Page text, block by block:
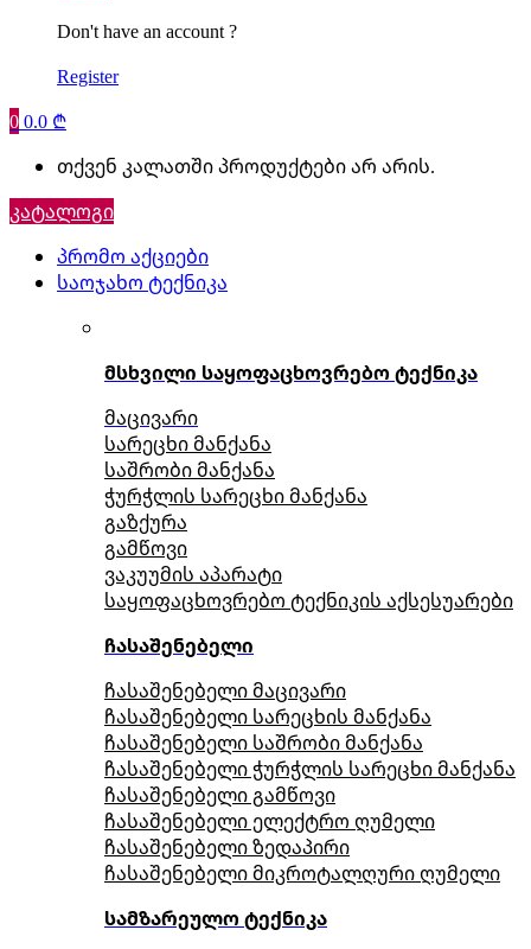
Don't have an account ?
Register
00.0 ₾
თქვენ კალათში პროდუქტები არ არის.
კატალოგი
პრომო აქციები
საოჯახო ტექნიკა
მსხვილი საყოფაცხოვრებო ტექნიკა
მაცივარი
სარეცხი მანქანა
საშრობი მანქანა
ჭურჭლის სარეცხი მანქანა
გაზქურა
გამწოვი
ვაკუუმის აპარატი
საყოფაცხოვრებო ტექნიკის აქსესუარები
ჩასაშენებელი
ჩასაშენებელი მაცივარი
ჩასაშენებელი სარეცხის მანქანა
ჩასაშენებელი საშრობი მანქანა
ჩასაშენებელი ჭურჭლის სარეცხი მანქანა
ჩასაშენებელი გამწოვი
ჩასაშენებელი ელექტრო ღუმელი
ჩასაშენებელი ზედაპირი
ჩასაშენებელი მიკროტალღური ღუმელი
სამზარეულო ტექნიკა